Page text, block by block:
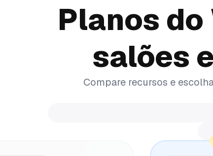
Planos
salões
Compare recursos e